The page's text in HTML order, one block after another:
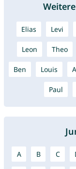
Elias Levi
Leon Theo
Ben Louis
Paul
A B C